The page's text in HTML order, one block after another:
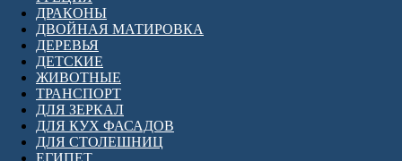
ДРАКОНЫ
ДВОЙНАЯ МАТИРОВКА
ДЕРЕВЬЯ
ДЕТСКИЕ
ЖИВОТНЫЕ
ТРАНСПОРТ
ДЛЯ ЗЕРКАЛ
ДЛЯ КУХ ФАСАДОВ
ДЛЯ СТОЛЕШНИЦ